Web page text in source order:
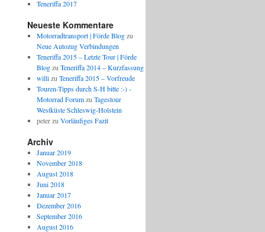
Teneriffa 2017
Neueste Kommentare
Motorradtransport | Förde Blogzu
Neue Autozug Verbindungen
Teneriffa 2015 – Letzte Tour | Förde
Blogzu Teneriffa 2014 – Kurzfassung
willizu Teneriffa 2015 – Vorfreude
Touren-Tipps durch S-H bitte :-) -
Motorrad Forumzu Tagestour
Westküste Schleswig-Holstein
peterzu Vorläufiges Fazit
Archiv
Januar 2019
November 2018
August 2018
Juni 2018
Januar 2017
Dezember 2016
September 2016
August 2016